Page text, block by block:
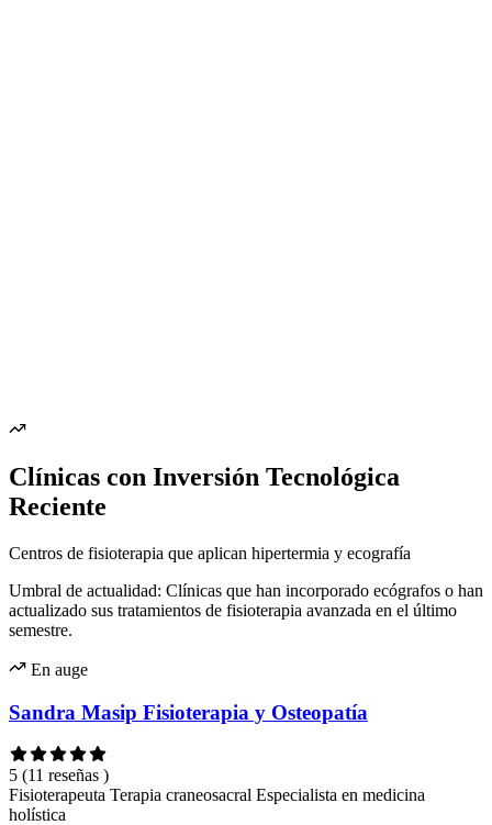
Clínicas con Inversión Tecnológica
Reciente
Centros de fisioterapia que aplican hipertermia y ecografía
Umbral de actualidad: Clínicas que han incorporado ecógrafos o han
actualizado sus tratamientos de fisioterapia avanzada en el último
semestre.
En auge
Sandra Masip Fisioterapia y Osteopatía
5 (11 reseñas )
Fisioterapeuta Terapia craneosacral Especialista en medicina
holística